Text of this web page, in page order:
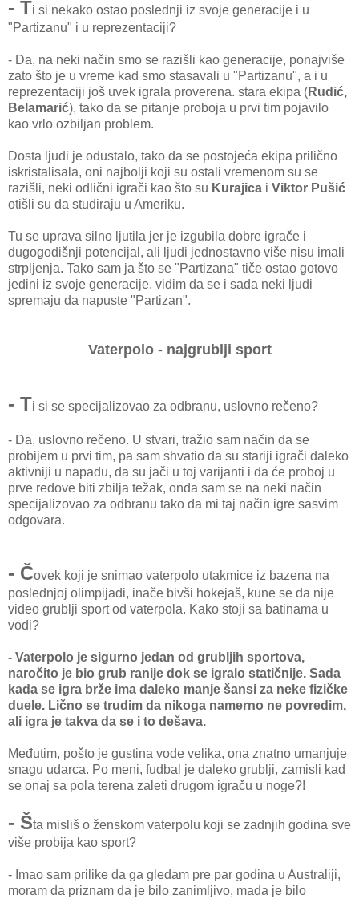
- Ti si nekako ostao poslednji iz svoje generacije i u
"Partizanu" i u reprezentaciji?
- Da, na neki način smo se razišli kao generacije, ponajviše
zato što je u vreme kad smo stasavali u "Partizanu", a i u
reprezentaciji još uvek igrala proverena. stara ekipa (Rudić,
Belamarić), tako da se pitanje proboja u prvi tim pojavilo
kao vrlo ozbiljan problem.
Dosta ljudi je odustalo, tako da se postojeća ekipa prilično
iskristalisala, oni najbolji koji su ostali vremenom su se
razišli, neki odlični igrači kao što su Kurajica i Viktor Pušić
otišli su da studiraju u Ameriku.
Tu se uprava silno ljutila jer je izgubila dobre igrače i
dugogodišnji potencijal, ali ljudi jednostavno više nisu imali
strpljenja. Tako sam ja što se "Partizana" tiče ostao gotovo
jedini iz svoje generacije, vidim da se i sada neki ljudi
spremaju da napuste "Partizan".
Vaterpolo - najgrublji sport
- Ti si se specijalizovao za odbranu, uslovno rečeno?
- Da, uslovno rečeno. U stvari, tražio sam način da se
probijem u prvi tim, pa sam shvatio da su stariji igrači daleko
aktivniji u napadu, da su jači u toj varijanti i da će proboj u
prve redove biti zbilja težak, onda sam se na neki način
specijalizovao za odbranu tako da mi taj način igre sasvim
odgovara.
- Čovek koji je snimao vaterpolo utakmice iz bazena na
poslednjoj olimpijadi, inače bivši hokejaš, kune se da nije
video grublji sport od vaterpola. Kako stoji sa batinama u
vodi?
- Vaterpolo je sigurno jedan od grubljih sportova,
naročito je bio grub ranije dok se igralo statičnije. Sada
kada se igra brže ima daleko manje šansi za neke fizičke
duele. Lično se trudim da nikoga namerno ne povredim,
ali igra je takva da se i to dešava.
Međutim, pošto je gustina vode velika, ona znatno umanjuje
snagu udarca. Po meni, fudbal je daleko grublji, zamisli kad
se onaj sa pola terena zaleti drugom igraču u noge?!
- Šta misliš o ženskom vaterpolu koji se zadnjih godina sve
više probija kao sport?
- Imao sam prilike da ga gledam pre par godina u Australiji,
moram da priznam da je bilo zanimljivo, mada je bilo